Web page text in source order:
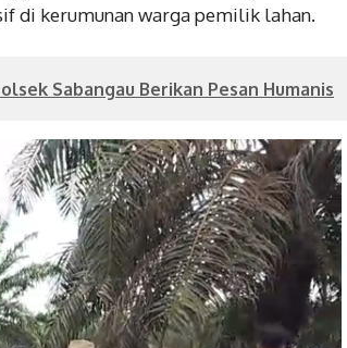
di kerumunan warga pemilik lahan.
Sabangau Berikan Pesan Humanis